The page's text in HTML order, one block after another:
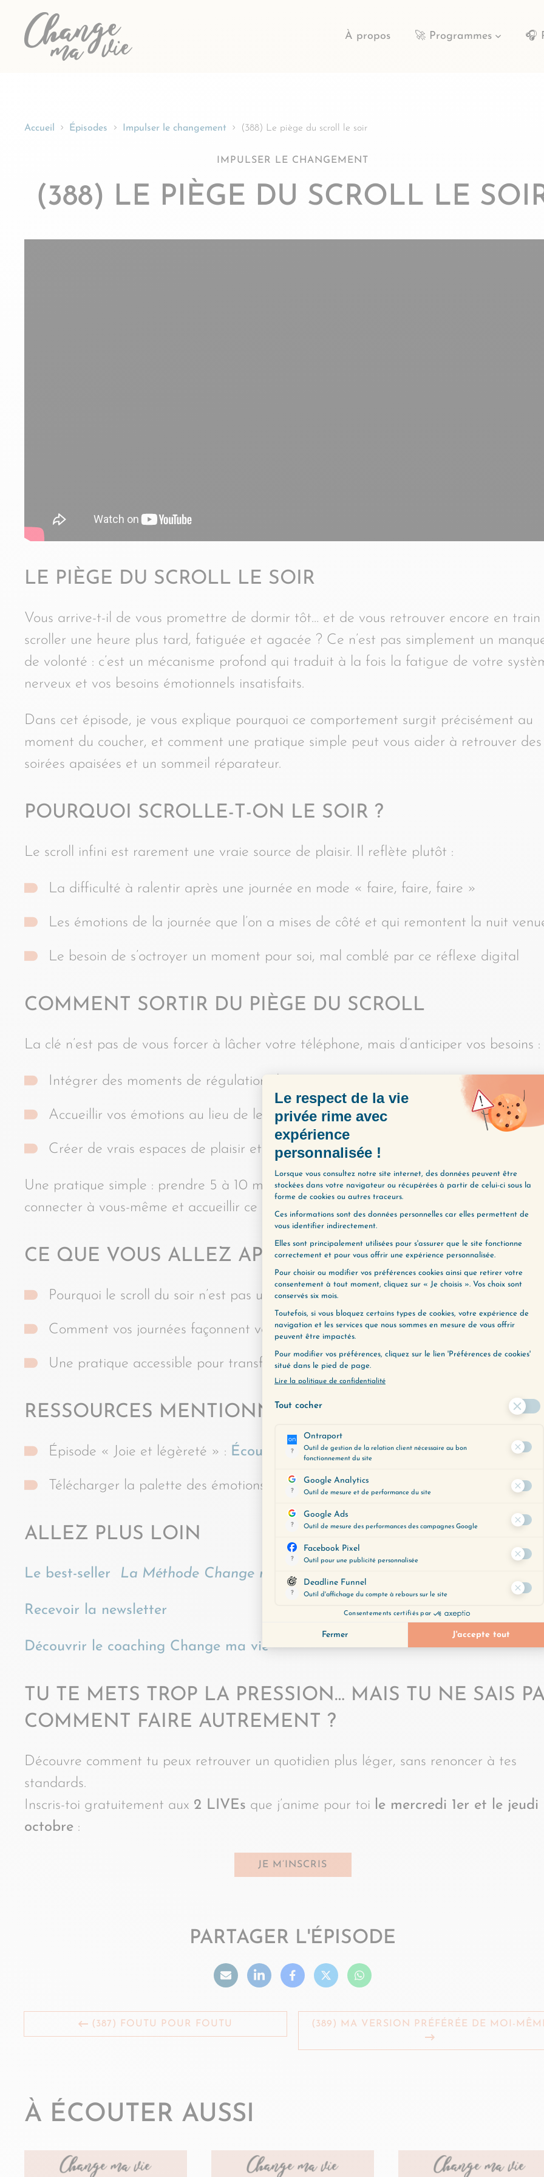
Passer
À propos 🚀 Programmes 🎧
Accueil Épisodes Impulser le changement (388) Le piège du scroll le soir
IMPULSER LE CHANGEMENT
(388) LE PIÈGE DU SCROLL LE
LE PIÈGE DU SCROLL LE SOIR
Vous arrive-t-il de vous promettre de dormir tôt… et de vous retrouver encore en train
scroller une heure plus tard, fatiguée et agacée ? Ce n’est pas simplement un
de volonté : c’est un mécanisme profond qui traduit à la fois la fatigue de votre
nerveux et vos besoins émotionnels insatisfaits.
Dans cet épisode, je vous explique pourquoi ce comportement surgit précisément au
moment du coucher, et comment une pratique simple peut vous aider à retrouver des
soirées apaisées et un sommeil réparateur.
POURQUOI SCROLLE-T-ON LE SOIR ?
Le scroll infini est rarement une vraie source de plaisir. Il reflète plutôt :
La difficulté à ralentir après une journée en mode « faire, faire, faire »
Les émotions de la journée que l’on a mises de côté et qui remontent la nuit
Le besoin de s’octroyer un moment pour soi, mal comblé par ce réflexe digital
COMMENT SORTIR DU PIÈGE DU SCROLL
La clé n’est pas de vous forcer à lâcher votre téléphone, mais d’anticiper vos besoins :
Intégrer des moments de régulation dans vos journées
Accueillir vos émotions au lieu de les repousser
Créer de vrais espaces de plaisir et de détente avant le coucher
Une pratique simple : prendre 5 à 10 minutes avant de dormir pour vous allonger,
connecter à vous-même et accueillir ce qui pourrait autrement surgir dans votre lit.
CE QUE VOUS ALLEZ APPRENDRE DANS CET
Pourquoi le scroll du soir n’est pas une faiblesse mais un signal
Comment vos journées façonnent vos nuits
Une pratique accessible pour transformer vos soirées et vos matinées
RESSOURCES MENTIONNÉES
Épisode « Joie et légèreté » : Écouter l’épisode
Télécharger la palette des émotions : https://changemavie.com/palette
ALLEZ PLUS LOIN
Le best-seller La Méthode Change ma vie
Recevoir la newsletter
Découvrir le coaching Change ma vie
TU TE METS TROP LA PRESSION… MAIS TU NE SAIS
COMMENT FAIRE AUTREMENT ?
Découvre comment tu peux retrouver un quotidien plus léger, sans renoncer à tes
standards.
Inscris-toi gratuitement aux 2 LIVEs que j’anime pour toi le mercredi 1er et le jeudi
octobre :
JE M’INSCRIS
PARTAGER L'ÉPISODE
(387) FOUTU POUR FOUTU (389) MA VERSION PRÉFÉRÉE DE MOI-
À ÉCOUTER AUSSI